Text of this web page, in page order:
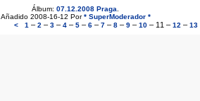
Álbum: 07.12.2008 Praga
Añadido 2008-16-12 Por* SuperModerador *
<
1 – 2 – 3 – 4 – 5 – 6 – 7 – 8 – 9 – 10 – 11 – 12 – 13